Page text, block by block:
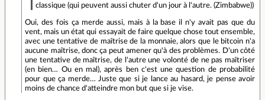
classique (qui peuvent aussi chuter d'un jour à l'autre. (Zimbabwe))
Oui, des fois ça merde aussi, mais à la base il n'y avait pas que du
vent, mais un état qui essayait de faire quelque chose tout ensemble,
avec une tentative de maîtrise de la monnaie, alors que le bitcoin n'a
aucune maîtrise, donc ça peut amener qu'à des problèmes. D'un côté
une tentative de maîtrise, de l'autre une volonté de ne pas maîtriser
(en bien… Ou en mal), après ben c'est une question de probabilité
pour que ça merde… Juste que si je lance au hasard, je pense avoir
moins de chance d'atteindre mon but que si je vise.